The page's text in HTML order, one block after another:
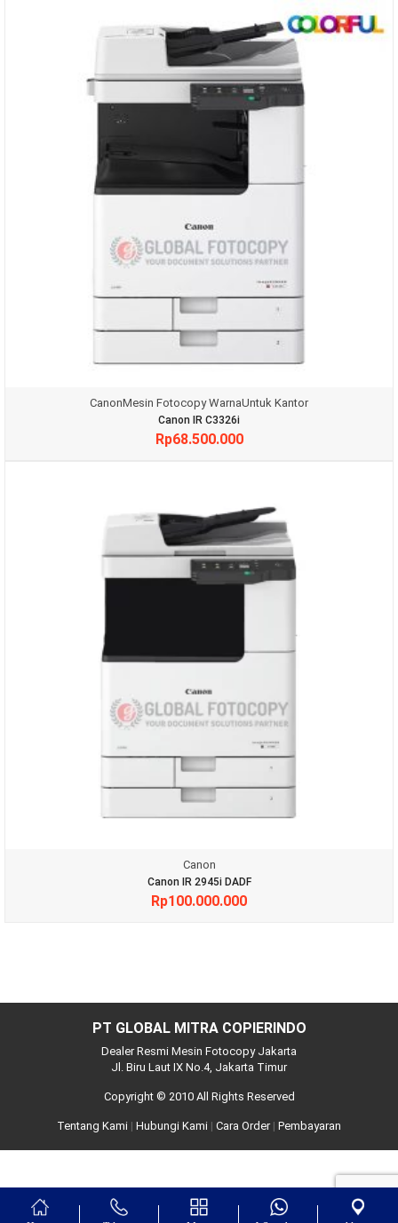
CanonMesin Fotocopy WarnaUntuk Kantor
Canon IR C3326i
Rp68.500.000
Canon
Canon IR 2945i DADF
Rp100.000.000
PT GLOBAL MITRA COPIERINDO
Dealer Resmi Mesin Fotocopy Jakarta
Jl. Biru Laut IX No.4, Jakarta Timur
Copyright © 2010 All Rights Reserved
Tentang Kami | Hubungi Kami | Cara Order| Pembayaran